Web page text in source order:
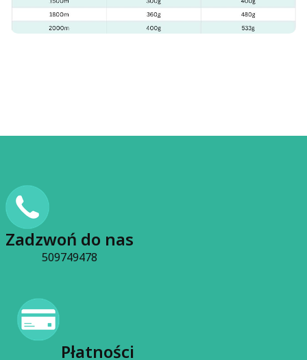
Zadzwoń do nas
509749478
Płatności